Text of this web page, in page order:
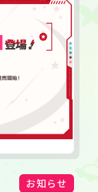
お知らせ